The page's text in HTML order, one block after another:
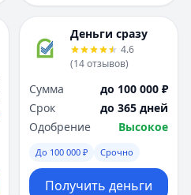
Деньги сразу
4.6
(14отзывов)
Сумма
до 100 000 ₽
Срок
до 365 дней
Одобрение
Высокое
До 100 000 ₽ Срочно
Получить деньги